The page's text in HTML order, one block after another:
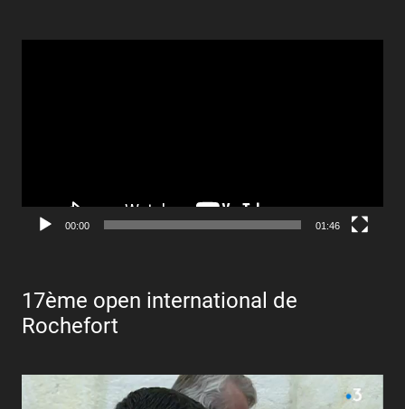
00:00 01:46
17ème open international de
Rochefort
Lecteur
vidéo